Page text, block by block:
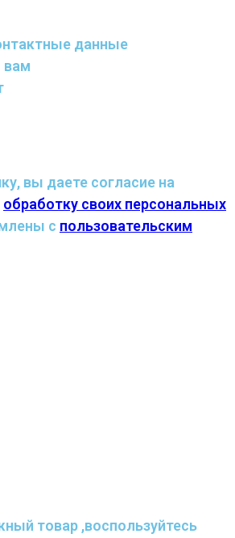
данные
вам
вы даете согласие на
обработку своих персональных
с пользовательским
товар ,воспользуйтесь